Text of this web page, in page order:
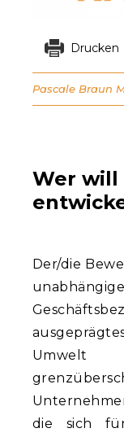
Wer will
Der/die
die sich
Drucken
Pascale Braun